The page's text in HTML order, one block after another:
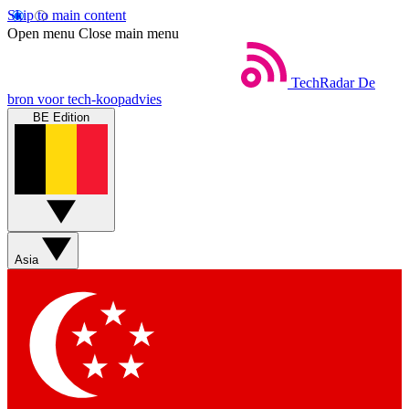
Skip to main content
Open menu Close main menu
TechRadar De
bron voor tech-koopadvies
BE Edition
Asia